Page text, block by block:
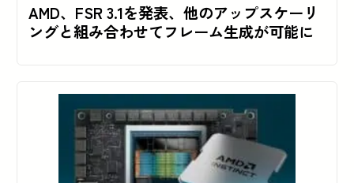
AMD、FSR 3.1を発表、他のアップスケーリ
ングと組み合わせてフレーム生成が可能に